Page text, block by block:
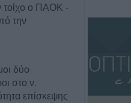
τοίχο ο ΠΑΟΚ -
την
δύο
στο ν.
επίσκεψης